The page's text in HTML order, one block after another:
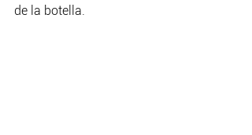
de la botella.